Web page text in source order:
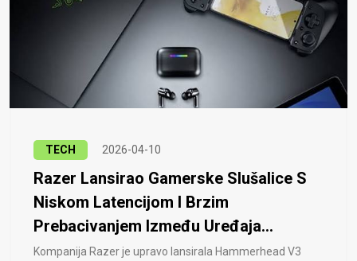
TECH 2026-04-10
Razer Lansirao Gamerske Slušalice S
Niskom Latencijom I Brzim
Prebacivanjem Između Uređaja...
Kompanija Razer je upravo lansirala Hammerhead V3